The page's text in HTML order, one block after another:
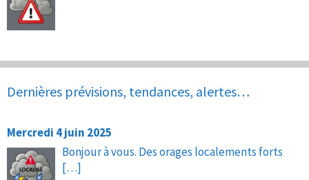
Dernières prévisions, tendances, alertes…
Mercredi 4 juin 2025
Bonjour à vous. Des orages localements forts
[…]